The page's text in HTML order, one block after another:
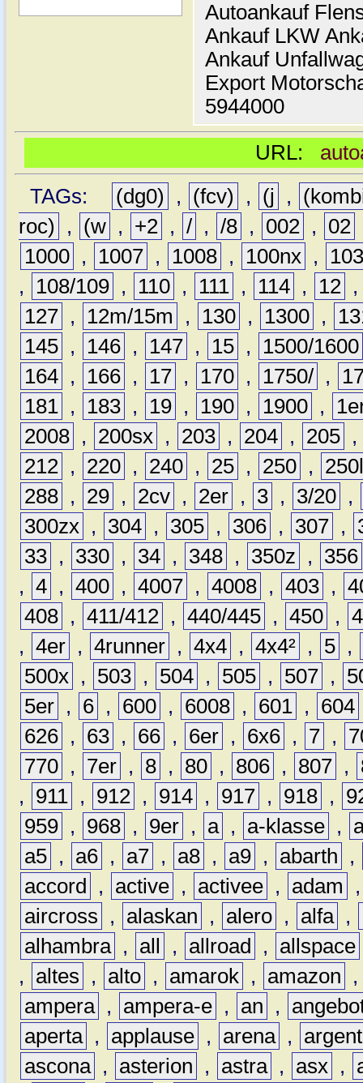
Autoankauf
Ankauf LKW
Ankauf
Export
5944000
URL:
TAGs:
(dg0) , (fcv) , (j ,
roc)
, (w , +2 , / , /8 , 002 , 02
1000 , 1007 , 1008 , 100nx ,
,
108/109 , 110 , 111 , 114 , 12
127 , 12m/15m , 130 , 1300 ,
145 , 146 , 147 , 15 ,
1500/1600
164 , 166 , 17 , 170 , 1750/ ,
181 , 183 , 19 , 190 , 1900 ,
2008 , 200sx , 203 , 204 , 205 ,
212 , 220 , 240 , 25 , 250 ,
288 , 29 , 2cv , 2er , 3 , 3/20 ,
300zx , 304 , 305 , 306 , 307 ,
33 , 330 , 34 , 348 , 350z ,
356
, 4 , 400 , 4007 , 4008 , 403 ,
408 , 411/412 , 440/445 , 450 ,
, 4er , 4runner , 4x4 , 4x4² , 5 ,
500x , 503 , 504 , 505 , 507 ,
5er , 6 , 600 , 6008 , 601 , 604
626 , 63 , 66 , 6er , 6x6 , 7 ,
770 , 7er , 8 , 80 , 806 , 807 ,
,
911 , 912 , 914 , 917 , 918 ,
959 , 968 , 9er , a , a-klasse ,
a5 , a6 , a7 , a8 , a9 , abarth
,
accord
, active , activee , adam
aircross
, alaskan , alero , alfa ,
alhambra , all , allroad , allspace
,
altes , alto , amarok , amazon
ampera , ampera-e , an ,
aperta , applause , arena ,
ascona , asterion , astra , asx ,